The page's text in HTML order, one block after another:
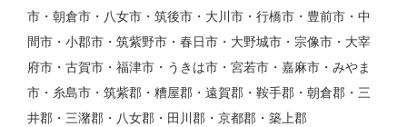
市・朝倉市・八女市・筑後市・大川市・行橋市・豊前市・中
間市・小郡市・筑紫野市・春日市・大野城市・宗像市・大宰
府市・古賀市・福津市・うきは市・宮若市・嘉麻市・みやま
市・糸島市・筑紫郡・糟屋郡・遠賀郡・鞍手郡・朝倉郡・三
井郡・三潴郡・八女郡・田川郡・京都郡・築上郡